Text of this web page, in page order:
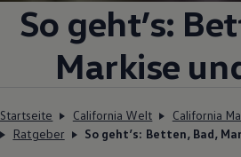
So geht’s:
Markise
Startseite California Welt
California
Ratgeber
So geht’s: Betten, Bad,